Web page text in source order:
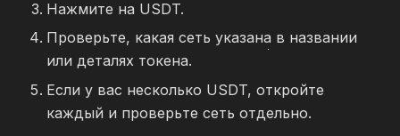
Нажмите на USDT.
Проверьте, какая сеть указана в названии
или деталях токена.
Если у вас несколько USDT, откройте
каждый и проверьте сеть отдельно.